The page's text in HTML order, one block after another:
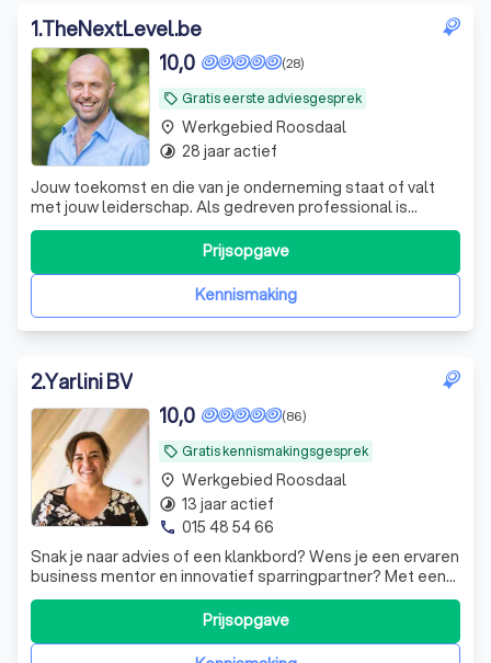
1.TheNextLevel.be
local_offer Gratis eerste adviesgesprek
(28)
10,0
Jouw toekomst en die van je onderneming staat of valt
met jouw leiderschap. Als gedreven professional is
coaching dé manier om naar the next level te groeien,
persoonlijk én met je bedrijf.
Kennismaking
Prijsopgave
place Werkgebied Roosdaal
timelapse 28 jaar actief
2.Yarlini BV
local_offer Gratis kennismakingsgesprek
(86)
10,0
Snak je naar advies of een klankbord? Wens je een ervaren
business mentor en innovatief sparringpartner? Met een
directe no-nonsense aanpak gaan we samen voor
keiharde resultaten. Let's meet!
Prijsopgave
place Werkgebied Roosdaal
timelapse 13 jaar actief
phone 015 48 54 66